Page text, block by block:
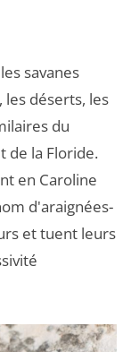
savanes
les déserts, les
du
de la Floride.
en Caroline
d'araignées-
et tuent leurs